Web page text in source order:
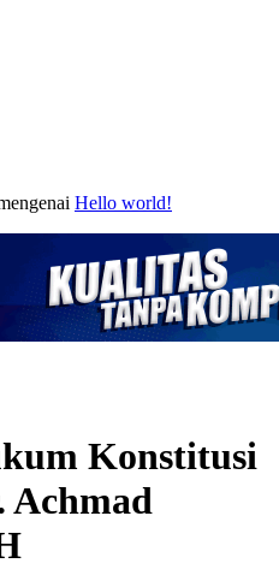
Hello world!
Konstitusi
Achmad